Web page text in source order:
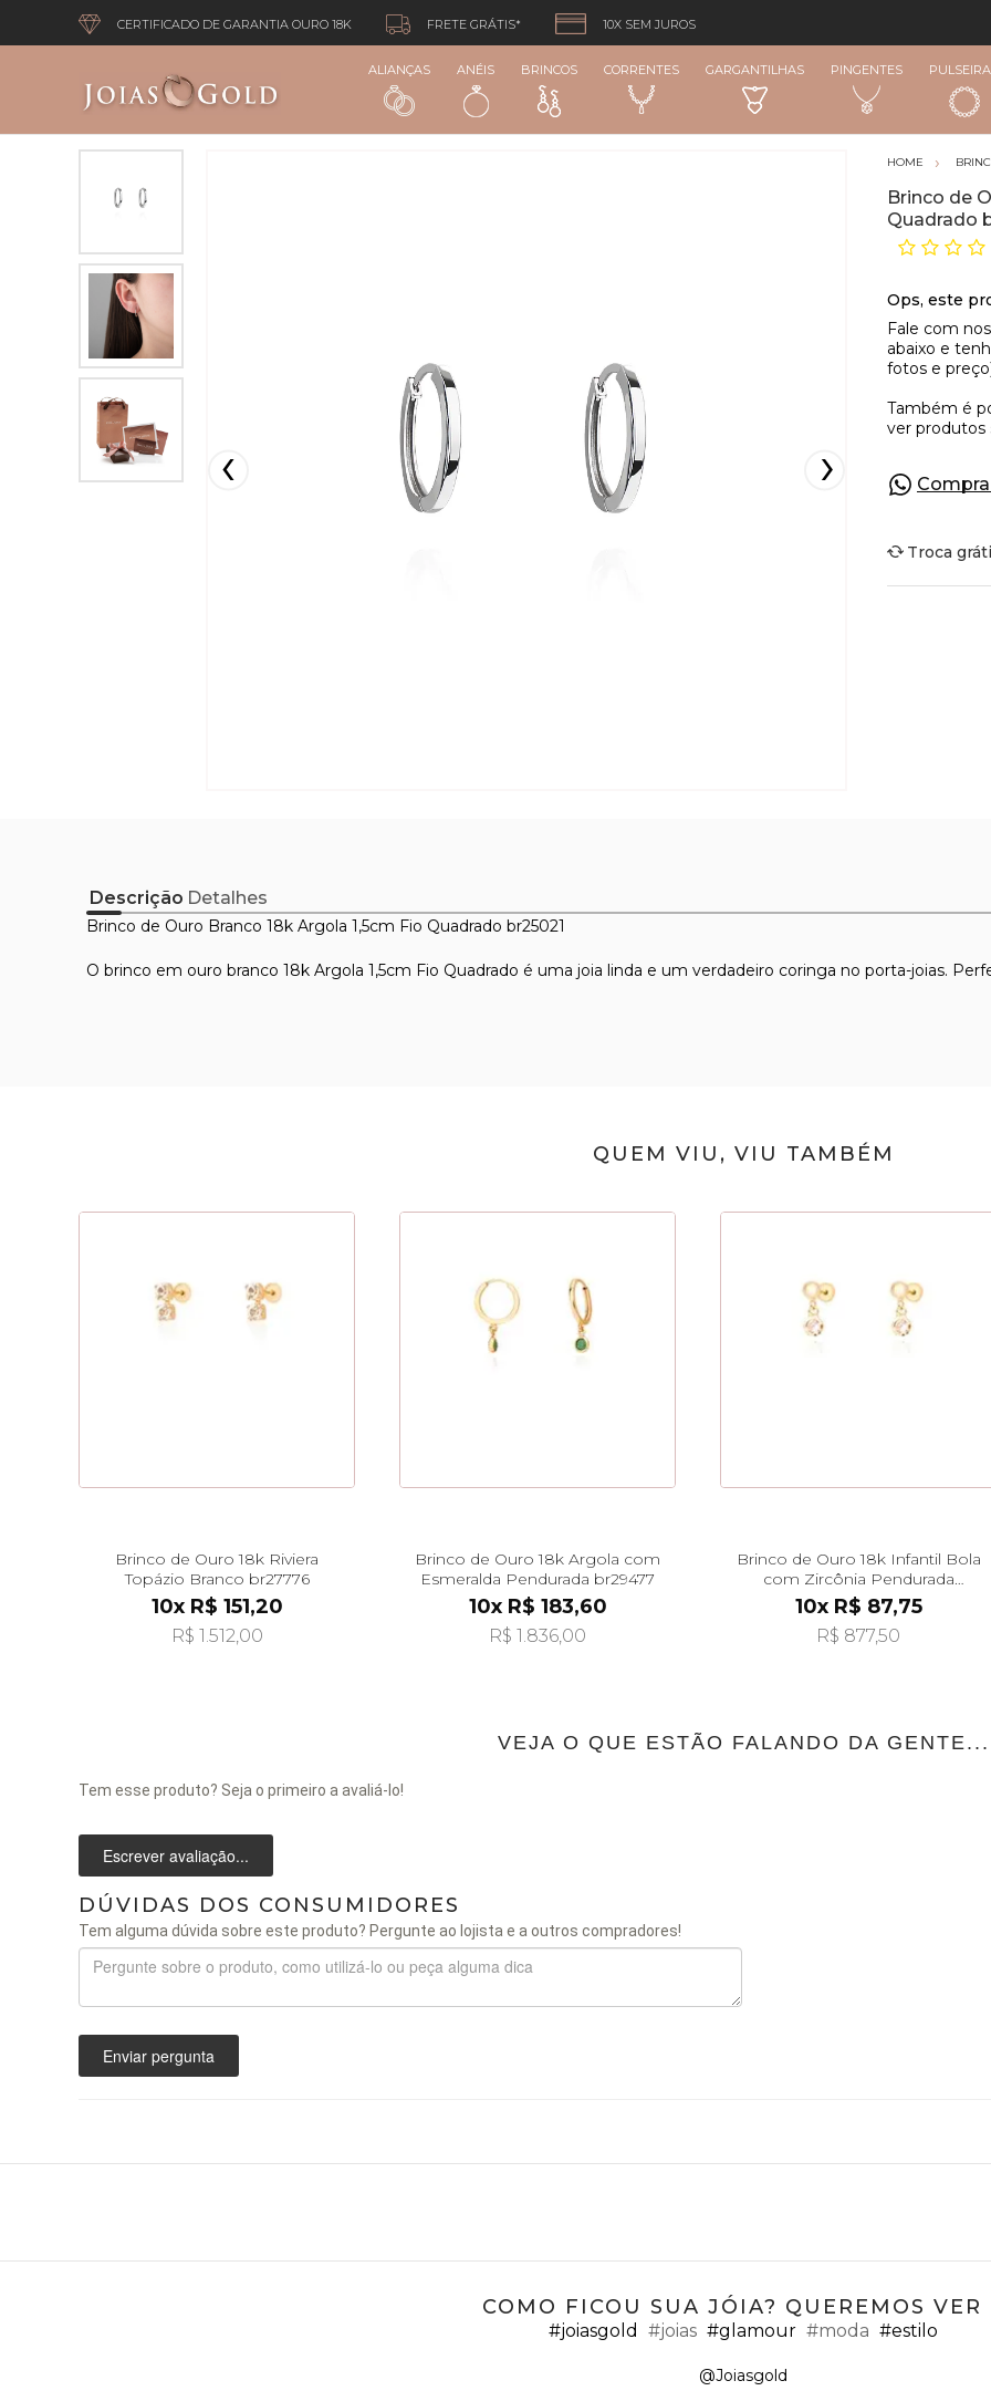
CERTIFICADO DE GARANTIA OURO 18K FRETE GRÁTIS* 10X SEM JUROS
ALIANÇAS ANÉIS BRINCOS CORRENTES GARGANTILHAS PINGENTES
Brinco de
Quadrado
Troca
Descrição Detalhes
Brinco de Ouro Branco 18k Argola 1,5cm Fio Quadrado br25021
O brinco em ouro branco 18k Argola 1,5cm Fio Quadrado é uma joia linda e um verdadeiro coringa no porta-joias.
QUEM VIU, VIU TAMBÉM
Brinco de Ouro 18k Riviera
Topázio Branco br27776
10x R$ 151,20
R$ 1.512,00
Brinco de Ouro 18k Argola com
Esmeralda Pendurada br29477
10x R$ 183,60
R$ 1.836,00
Brinco de Ouro 18k Infantil Bola
com Zircônia Pendurada
br29496
10x R$ 87,75
R$ 877,50
VEJA O QUE ESTÃO FALANDO DA GENTE...
Tem esse produto? Seja o primeiro a avaliá-lo!
Escrever avaliação...
DÚVIDAS DOS CONSUMIDORES
Tem alguma dúvida sobre este produto? Pergunte ao lojista e a outros compradores!
Enviar pergunta
COMO FICOU SUA JÓIA? QUEREMOS VER
#joiasgold #joias #glamour #moda #estilo
@Joiasgold